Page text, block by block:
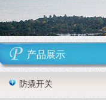
产品展示
防撬开关